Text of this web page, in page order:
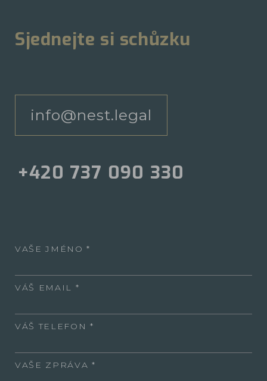
Sjednejte si schůzku
info@nest.legal
+420 737 090 330
VAŠE JMÉNO
VÁŠ EMAIL
VÁŠ TELEFON
VAŠE ZPRÁVA